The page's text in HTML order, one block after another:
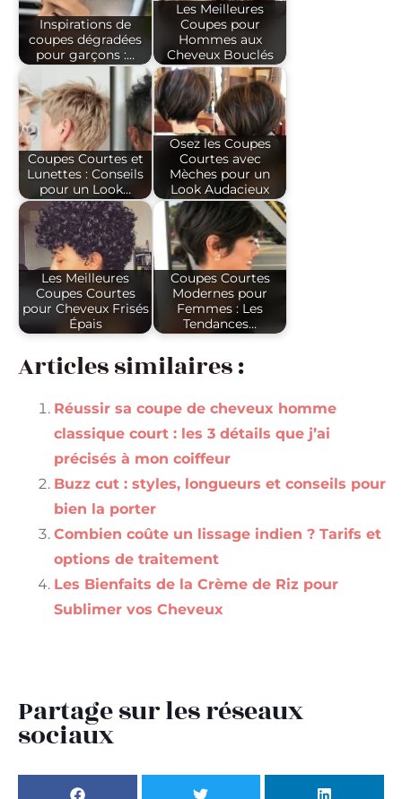
Inspirations de
coupes dégradées
pour garçons :…
Les Meilleures
Coupes pour
Hommes aux
Cheveux Bouclés
Coupes Courtes et
Lunettes : Conseils
pour un Look…
Osez les Coupes
Courtes avec
Mèches pour un
Look Audacieux
Les Meilleures
Coupes Courtes
pour Cheveux Frisés
Épais
Coupes Courtes
Modernes pour
Femmes : Les
Tendances…
Articles similaires :
Réussir sa coupe de cheveux homme
classique court : les 3 détails que j’ai
précisés à mon coiffeur
Buzz cut : styles, longueurs et conseils pour
bien la porter
Combien coûte un lissage indien ? Tarifs et
options de traitement
Les Bienfaits de la Crème de Riz pour
Sublimer vos Cheveux
Partage sur les réseaux
sociaux